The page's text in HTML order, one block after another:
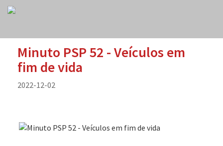
Minuto PSP 52 - Veículos em
fim de vida
2022-12-02